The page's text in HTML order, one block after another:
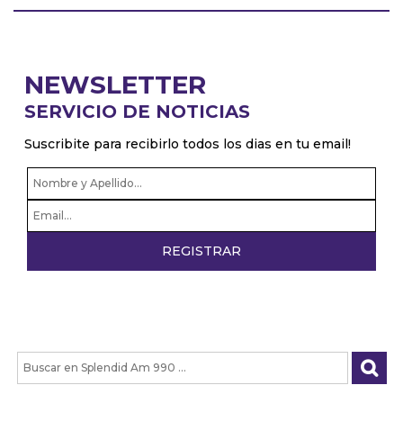
NEWSLETTER
SERVICIO DE NOTICIAS
Suscribite para recibirlo todos los dias en tu email!